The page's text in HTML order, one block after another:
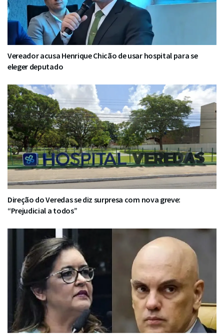
Vereador acusa Henrique Chicão de usar hospital para se
eleger deputado
Direção do Veredas se diz surpresa com nova greve:
“Prejudicial a todos”